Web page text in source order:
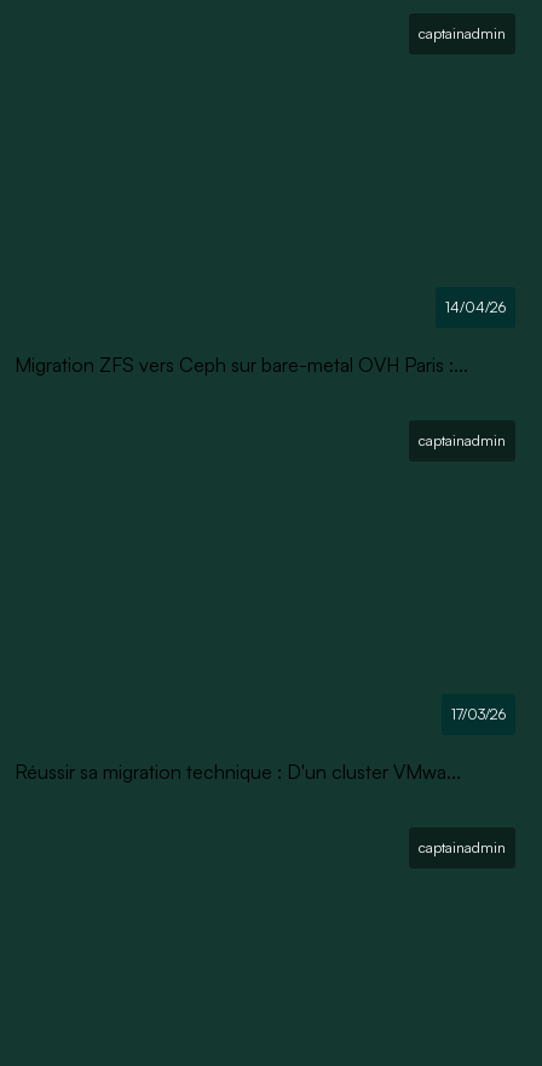
captainadmin
14/04/26
Migration ZFS vers Ceph sur bare-metal OVH Paris :...
captainadmin
17/03/26
Réussir sa migration technique : D'un cluster VMwa...
captainadmin